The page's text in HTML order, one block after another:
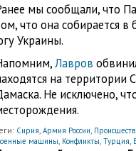
мы сообщали, что
что она собирается
Украины.
Лавров
на территории
Не исключено,
Сирия, Армия России,
машины, Конфликты, Турция,